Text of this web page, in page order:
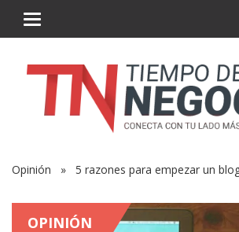
Opinión » 5 razones para empezar un
OPINIÓN